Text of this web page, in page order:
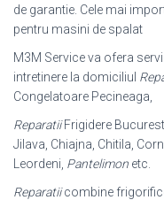
de garantie. Cele mai
pentru masini de spalat
M3M Service va ofera
intretinere la domiciliul
Congelatoare Pecineaga,
ReparatiiFrigidere
Jilava, Chiajna, Chitila,
Leordeni, Pantelimon etc.
Reparatiicombine